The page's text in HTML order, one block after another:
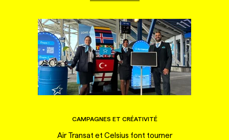
CAMPAGNES ET CRÉATIVITÉ
Air Transat et Celsius font tourner